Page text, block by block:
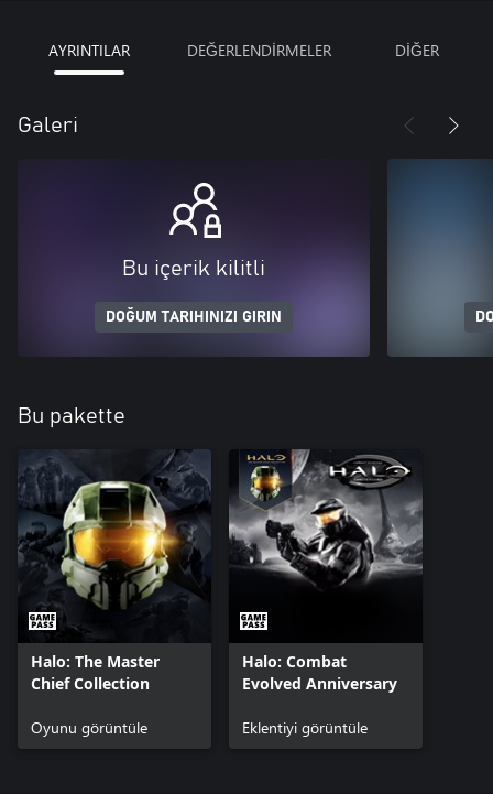
AYRINTILAR DEĞERLENDİRMELER DİĞER
Galeri
Bu içerik kilitli
DOĞUM TARIHINIZI GIRIN
Bu pakette
Halo: The Master
Chief Collection
Oyunu görüntüle
Halo: Combat
Evolved Anniversary
Eklentiyi görüntüle